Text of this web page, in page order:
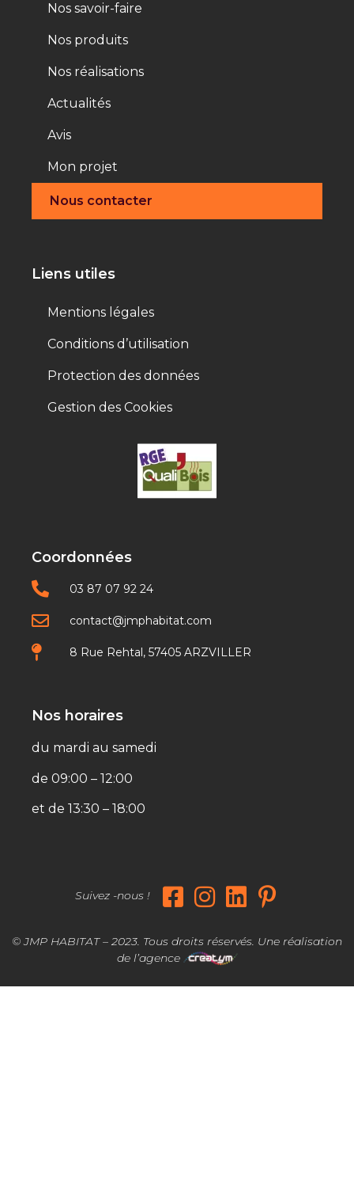
Nos savoir-faire
Nos produits
Nos réalisations
Actualités
Avis
Mon projet
Nous contacter
Liens utiles
Mentions légales
Conditions d’utilisation
Protection des données
Gestion des Cookies
Coordonnées
03 87 07 92 24
contact@jmphabitat.com
8 Rue Rehtal, 57405 ARZVILLER
Nos horaires
du mardi au samedi
de 09:00 – 12:00
et de 13:30 – 18:00
© JMP HABITAT – 2023. Tous droits réservés. Une réalisation
de l’agence
Suivez -nous !